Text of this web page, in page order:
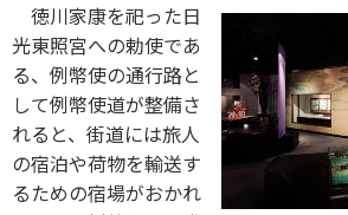
徳川家康を祀った日
光東照宮への勅使であ
る、例幣使の通行路と
して例幣使道が整備さ
れると、街道には旅人
の宿泊や荷物を輸送す
るための宿場がおかれ